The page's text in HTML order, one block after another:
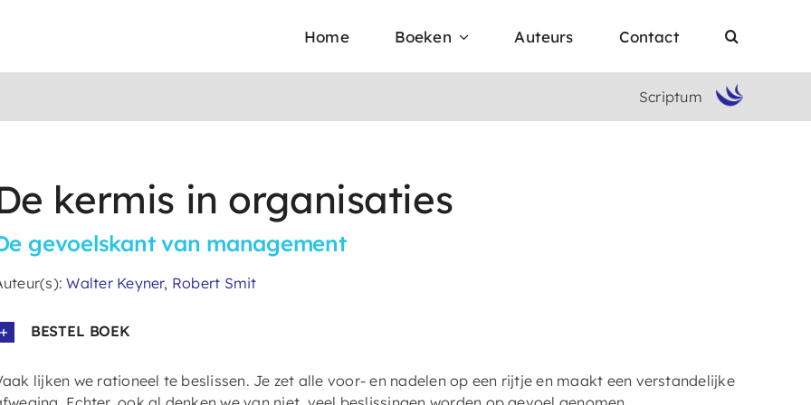
Home Boeken Auteurs Contact
Scriptum
kermis in organisaties
gevoelskant van management
Walter Keyner, Robert Smit
BESTEL BOEK
lijken we rationeel te beslissen. Je zet alle voor- en nadelen op een rijtje en maakt een verstandelijke